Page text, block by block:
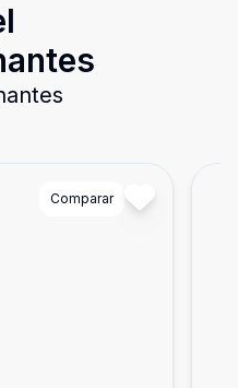
Comparar